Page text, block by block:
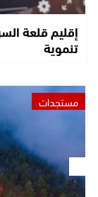
إقليم قلعة
تنموية
مستجدات